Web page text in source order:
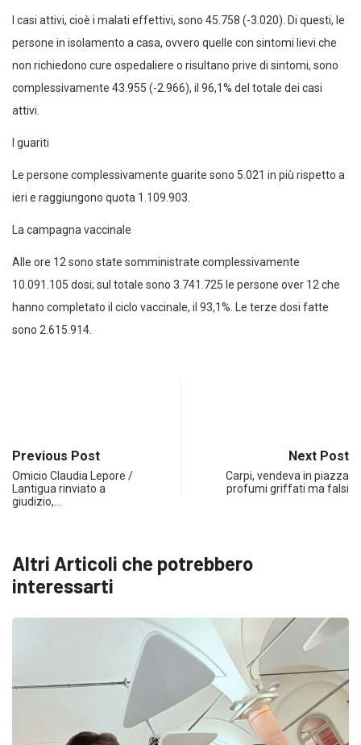
I casi attivi, cioè i malati effettivi, sono 45.758 (-3.020). Di questi, le
persone in isolamento a casa, ovvero quelle con sintomi lievi che
non richiedono cure ospedaliere o risultano prive di sintomi, sono
complessivamente 43.955 (-2.966), il 96,1% del totale dei casi
attivi.
I guariti
Le persone complessivamente guarite sono 5.021 in più rispetto a
ieri e raggiungono quota 1.109.903.
La campagna vaccinale
Alle ore 12 sono state somministrate complessivamente
10.091.105 dosi; sul totale sono 3.741.725 le persone over 12 che
hanno completato il ciclo vaccinale, il 93,1%. Le terze dosi fatte
sono 2.615.914.
Previous Post
Omicio Claudia Lepore /
Lantigua rinviato a
giudizio,…
Next Post
Carpi, vendeva in piazza
profumi griffati ma falsi
Altri Articoli che potrebbero
interessarti